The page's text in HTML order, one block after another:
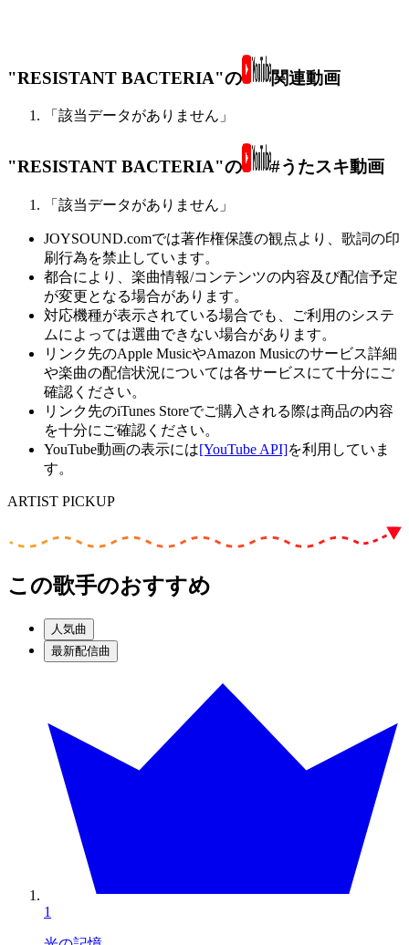
"RESISTANT BACTERIA"の 関連動画
「該当データがありません」
"RESISTANT BACTERIA"の #うたスキ動画
「該当データがありません」
JOYSOUND.comでは著作権保護の観点より、歌詞の印
刷行為を禁止しています。
都合により、楽曲情報/コンテンツの内容及び配信予定
が変更となる場合があります。
対応機種が表示されている場合でも、ご利用のシステ
ムによっては選曲できない場合があります。
リンク先のApple MusicやAmazon Musicのサービス詳細
や楽曲の配信状況については各サービスにて十分にご
確認ください。
リンク先のiTunes Storeでご購入される際は商品の内容
を十分にご確認ください。
YouTube動画の表示には[YouTube API]を利用していま
す。
ARTIST PICKUP
この歌手のおすすめ
人気曲
最新配信曲
1